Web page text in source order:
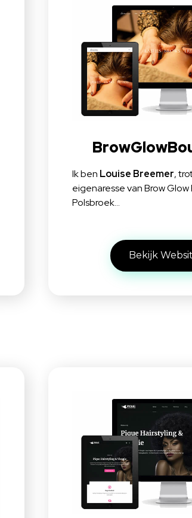
Ik ben Louise Breemer,
eigenaresse vanBrow
Polsbroek…
Bekijk